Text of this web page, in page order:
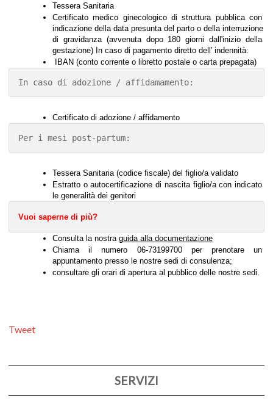
Tessera Sanitaria
Certificato medico ginecologico di struttura pubblica con
indicazione della data presunta del parto o della interruzione
di gravidanza (avvenuta dopo 180 giorni dall'inizio della
gestazione) In caso di pagamento diretto dell' indennità:
IBAN (conto corrente o libretto postale o carta prepagata)
In caso di adozione / affidamamento:
Certificato di adozione / affidamento
Per i mesi post-partum:
Tessera Sanitaria (codice fiscale) del figlio/a validato
Estratto o autocertificazione di nascita figlio/a con indicato
le generalità dei genitori
Vuoi saperne di più?
Consulta la nostra guida alla documentazione
Chiama il numero 06-73199700 per prenotare un
appuntamento presso le nostre sedi di consulenza;
consultare gli orari di apertura al pubblico delle nostre sedi.
Tweet
SERVIZI